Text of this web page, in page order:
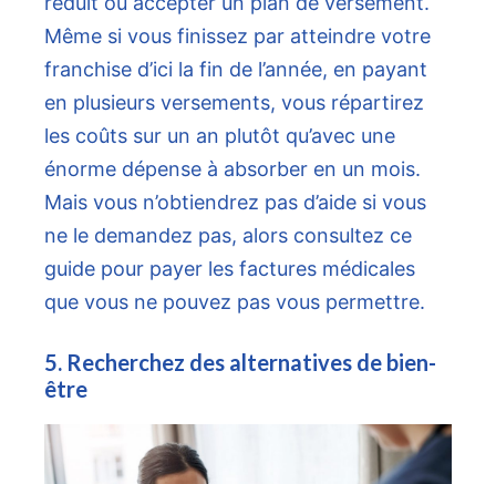
Même si vous finissez par atteindre votre
franchise d’ici la fin de l’année, en payant
en plusieurs versements, vous répartirez
les coûts sur un an plutôt qu’avec une
énorme dépense à absorber en un mois.
Mais vous n’obtiendrez pas d’aide si vous
ne le demandez pas, alors consultez ce
guide pour payer les factures médicales
que vous ne pouvez pas vous permettre.
5. Recherchez des alternatives de bien-
être